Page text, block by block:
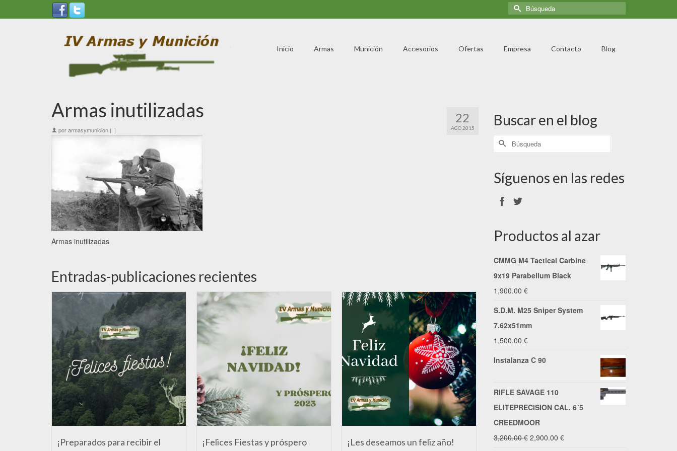
Inicio Armas Munición Accesorios Ofertas Empresa Contacto Blog
22
AGO 2015
Armas inutilizadas
porarmasymunicion | |
Armas inutilizadas
Entradas-publicaciones recientes
¡Preparados para recibir el
¡Felices Fiestas y próspero
¡Les deseamos un feliz año!
Os deseamos unas Felices
Buscar en el blog
Síguenos en las redes
Productos al azar
CMMG M4 Tactical Carbine
9x19 Parabellum Black
1,900.00 €
S.D.M. M25 Sniper System
7.62x51mm
1,500.00 €
Instalanza C 90
RIFLE SAVAGE 110
ELITEPRECISION CAL. 6´5
CREEDMOOR
3,200.00€ El
2,900.00 €El